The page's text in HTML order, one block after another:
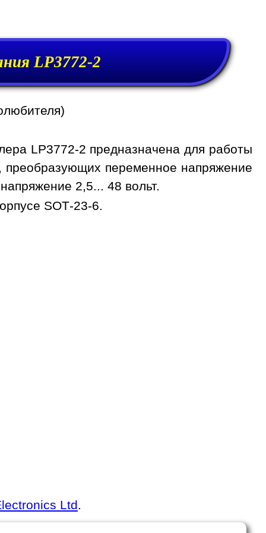
LP3772-2
LP3772-2 предназначена для работы
преобразующих переменное напряжение
2,5... 48 вольт.
SOT-23-6.
Ltd